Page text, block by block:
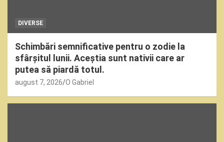
DIVERSE
Schimbări semnificative pentru o zodie la
sfârșitul lunii. Aceștia sunt nativii care ar
putea să piardă totul.
august 7, 2026 O Gabriel